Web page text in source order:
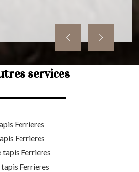
services
Ferrieres
Ferrieres
tapis Ferrieres
Ferrieres